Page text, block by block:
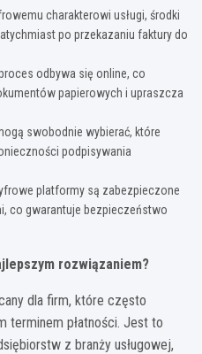
charakterowi usługi, środki
po przekazaniu faktury do
odbywa się online, co
papierowych i upraszcza
swobodnie wybierać, które
podpisywania
platformy są zabezpieczone
co gwarantuje bezpieczeństwo
rozwiązaniem?
dla firm, które często
terminem płatności. Jest to
z branży usługowej,